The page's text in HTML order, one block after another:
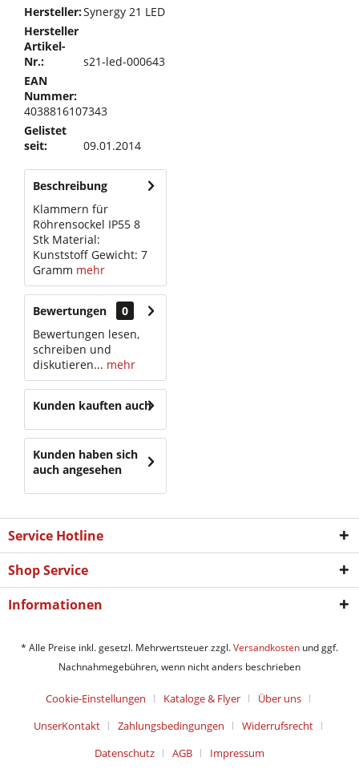
Hersteller:Synergy 21 LED
Hersteller
Artikel-
Nr.:
s21-led-000643
EAN
Nummer:
4038816107343
Gelistet
seit:
09.01.2014
Beschreibung
Klammern für
Röhrensockel IP55 8
Stk Material:
Kunststoff Gewicht: 7
Gramm mehr
Bewertungen
0
Bewertungen lesen,
schreiben und
diskutieren... mehr
Kunden kauften auch
Kunden haben sich
auch angesehen
Service Hotline
Shop Service
Informationen
* Alle Preise inkl. gesetzl. Mehrwertsteuer zzgl.Versandkosten und ggf.
Nachnahmegebühren, wenn nicht anders beschrieben
Cookie-Einstellungen Kataloge & Flyer
Über uns
UnserKontakt
Zahlungsbedingungen
Widerrufsrecht
Datenschutz
AGB
Impressum